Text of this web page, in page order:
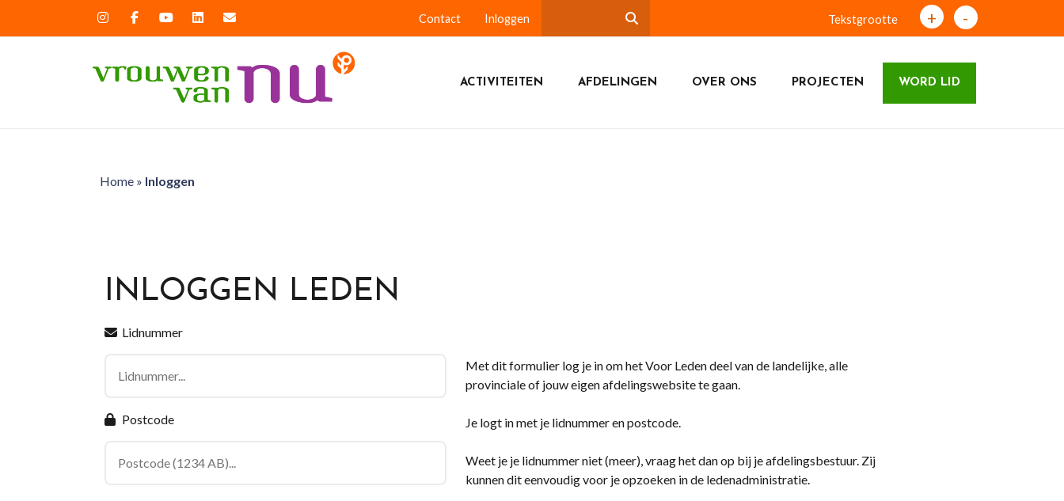
Contact Inloggen Tekstgrootte + -
ACTIVITEITEN AFDELINGEN OVER ONS PROJECTEN WORD LID
Home» Inloggen
INLOGGEN LEDEN
Lidnummer
Postcode
Met dit formulier log je in om het Voor Leden deel van de landelijke, alle
provinciale of jouw eigen afdelingswebsite te gaan.
Je logt in met je lidnummer en postcode.
Weet je je lidnummer niet (meer), vraag het dan op bij je afdelingsbestuur. Zij
kunnen dit eenvoudig voor je opzoeken in de ledenadministratie.